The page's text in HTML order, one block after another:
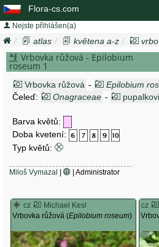
Flora-cs.com
Nejste přihlášen(a)
atlas květena a-z
epilobium roseum
Vrbovka růžová - Epilobium
roseum 1
Vrbovka růžová -
Epilobium
Čeleď:
Onagraceae -
Barva květů:
Doba kvetení:
Typ květů:
Miloš Vymazal |
| Administrator
cz
Michael Kesl
Vrbovka růžová (Epilobium roseum)
cz